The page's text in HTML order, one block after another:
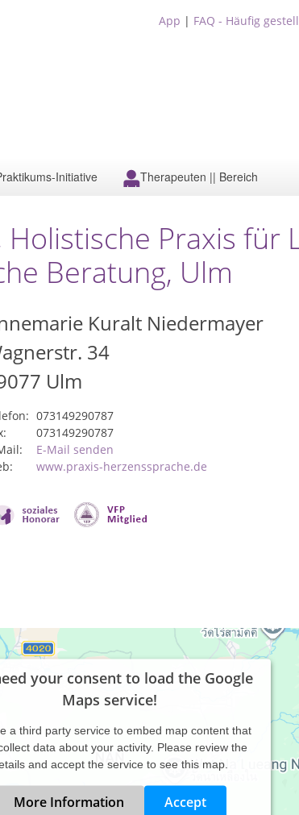
App | FAQ - Häufig
Initiative Therapeuten || Bereich
Praxis für
Beratung, Ulm
Kuralt Niedermayer
34
Ulm
073149290787
073149290787
E-Mail senden
www.praxis-herzenssprache.de
your consent to load the Google
Maps service!
a third party service to embed map content that
data about your activity. Please review the
and accept the service to see this map.
More Information Accept